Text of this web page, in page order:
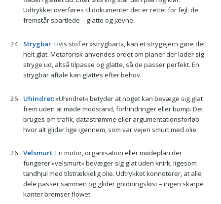
Udtrykket overføres til dokumenter der er rettet for fejl; de
fremstår spartlede – glatte og jævne.
Strygbar: Hvis stof er »strygbart«, kan et strygejern gøre det
helt glat. Metaforisk anvendes ordet om planer der lader sig
stryge ud, altså tilpasse og glatte, så de passer perfekt. En
strygbar aftale kan glattes efter behov.
Uhindret: »Uhindret« betyder at noget kan bevæge sig glat
frem uden at møde modstand, forhindringer eller bump. Det
bruges om trafik, datastrømme eller argumentationsforløb
hvor alt glider lige igennem, som var vejen smurt med olie.
Velsmurt: En motor, organisation eller mødeplan der
fungerer »velsmurt« bevæger sig glat uden knirk, ligesom
tandhjul med tilstrækkelig olie. Udtrykket konnoterer, at alle
dele passer sammen og glider gnidningsløst – ingen skarpe
kanter bremser flowet.